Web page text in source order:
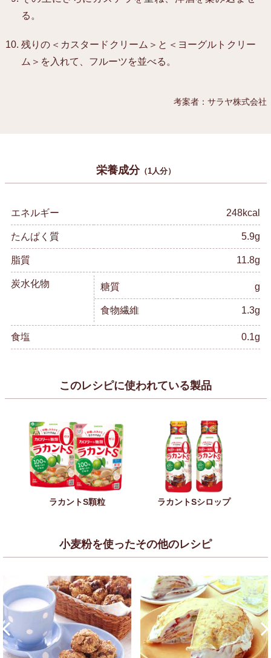
る。
残りの＜カスタードクリーム＞と＜ヨーグルトクリー
ム＞を入れて、フルーツを並べる。
考案者：サラヤ株式会社
栄養成分（1人分）
エネルギー 248kcal
たんぱく質 5.9g
脂質 11.8g
炭水化物 糖質 g
食物繊維 1.3g
食塩 0.1g
このレシピに使われている製品
ラカントS顆粒 ラカントSシロップ
小麦粉を使ったその他のレシピ